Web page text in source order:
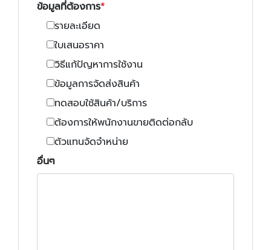
ข้อมูลที่ต้องการ
รายละเอียด
ใบเสนอราคา
วิธีแก้ปัญหาการใช้งาน
ข้อมูลการจัดส่งสินค้า
ทดสอบใช้สินค้า/บริการ
ต้องการให้พนักงานขายติดต่อกลับ
ตัวแทนจัดจำหน่าย
อื่นๆ